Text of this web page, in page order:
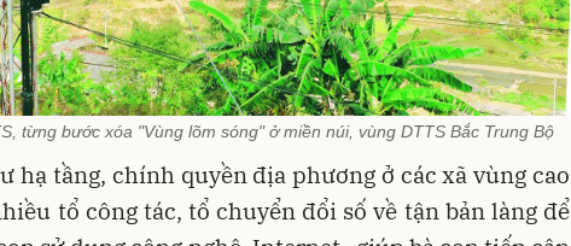
từng bước xóa "Vùng lõm sóng" ở miền núi, vùng DTTS Bắc Trung Bộ
hạ tầng, chính quyền địa phương ở các xã vùng cao
tổ công tác, tổ chuyển đổi số về tận bản làng để